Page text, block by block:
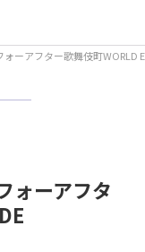
ォーアフター歌舞伎町WORLD
ォーアフタ